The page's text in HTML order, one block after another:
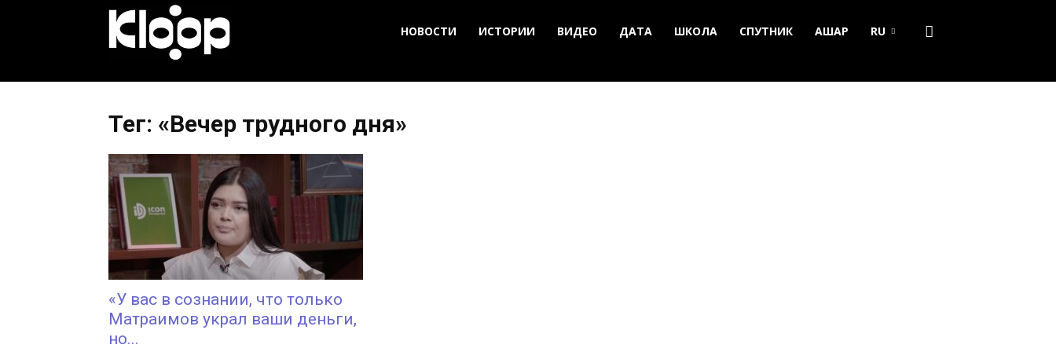
Новости
Кыргызстана
НОВОСТИ ИСТОРИИ ВИДЕО ДАТА ШКОЛА СПУТНИК АШАР RU
Тег: «Вечер трудного дня»
«У вас в сознании, что только
Матраимов украл ваши деньги,
но...